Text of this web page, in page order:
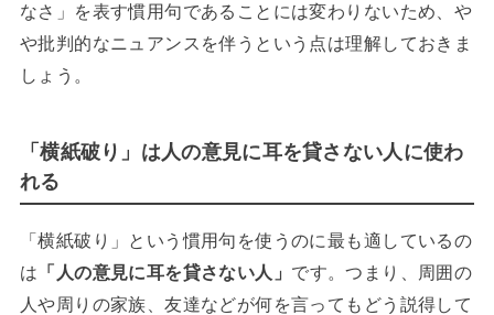
なさ」を表す慣用句であることには変わりないため、や
や批判的なニュアンスを伴うという点は理解しておきま
しょう。
「横紙破り」は人の意見に耳を貸さない人に使わ
れる
「横紙破り」という慣用句を使うのに最も適しているの
は 「人の意見に耳を貸さない人」 です。つまり、周囲の
人や周りの家族、友達などが何を言ってもどう説得して